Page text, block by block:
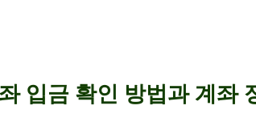
입금 확인 방법과 계좌